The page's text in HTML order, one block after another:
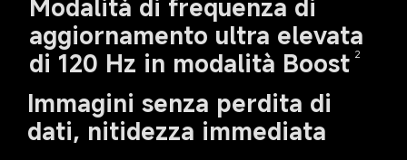
Modalità di frequenza di
aggiornamento ultra elevata
di 120 Hz in modalità Boost 2
Immagini senza perdita di
dati, nitidezza immediata